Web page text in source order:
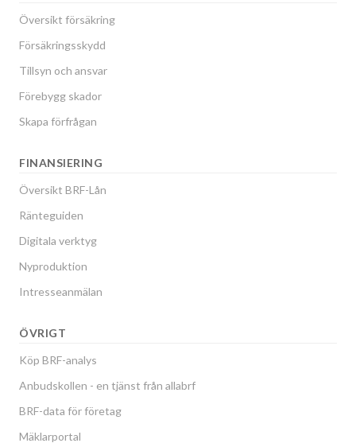
Översikt försäkring
Försäkringsskydd
Tillsyn och ansvar
Förebygg skador
Skapa förfrågan
FINANSIERING
Översikt BRF-Lån
Ränteguiden
Digitala verktyg
Nyproduktion
Intresseanmälan
ÖVRIGT
Köp BRF-analys
Anbudskollen - en tjänst från allabrf
BRF-data för företag
Mäklarportal